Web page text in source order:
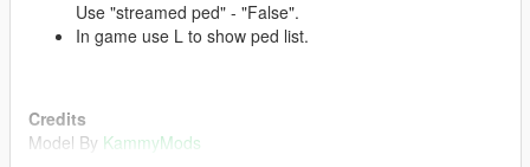
Use "streamed ped" - "False".
In game use L to show ped list.
Credits
Model By KammyMods